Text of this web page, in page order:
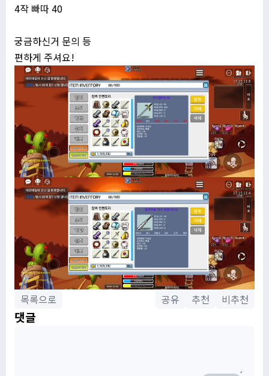
4작 빠따 40
궁금하신거 문의 등
편하게 주셔요!
목록으로 공유 추천 비추천
댓글